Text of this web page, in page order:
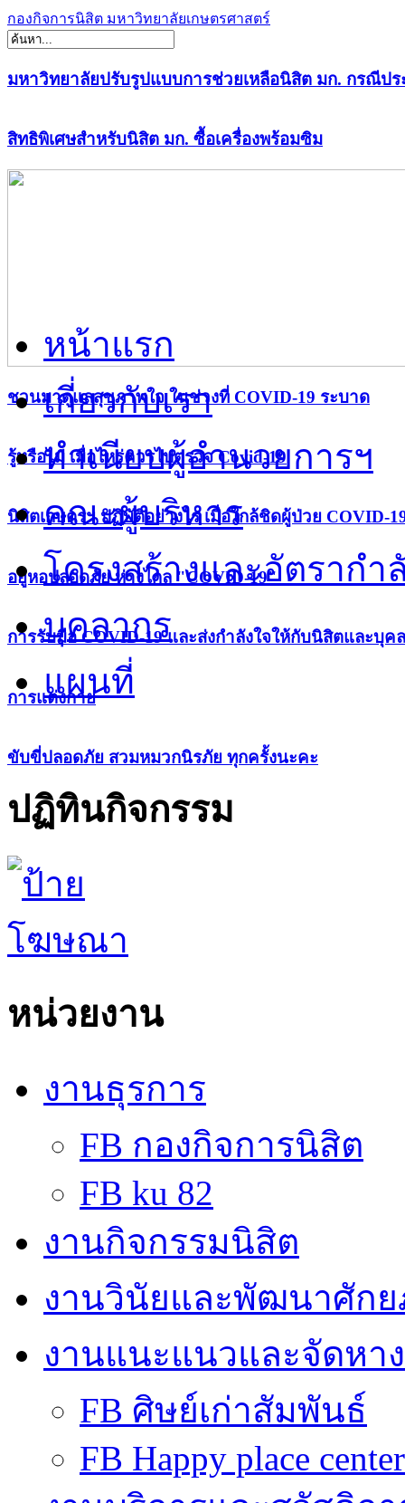
กองกิจการนิสิต มหาวิทยาลัยเกษตรศาสตร์
มหาวิทยาลัยปรับรูปแบบการช่วยเหลือนิสิต มก. กรณีปร
สิทธิพิเศษสำหรับนิสิต มก. ซื้อเครื่องพร้อมซิม
ชวนมาดูแลสุขภาพใจ ในช่วงที่ COVID-19 ระบาด
รู้หรือไม่ เมื่อไหร่ควรไปตรวจ Covid-19
นิสิตเกษตรฯ ปฏิบัติอย่างไร เมื่อใกล้ชิดผู้ป่วย COVID-
อยู่หอปลอดภัย ห่างไกล "COVID-19"
การรับมือ COVID-19 และส่งกำลังใจให้กับนิสิตและบุค
การแต่งกาย
ขับขี่ปลอดภัย สวมหมวกนิรภัย ทุกครั้งนะคะ
หน้าแรก
เกี่ยวกับเรา
ทำเนียบผู้อำนวยการฯ
คณะผู้บริหาร
โครงสร้างและอัตรากำ
บุคลากร
แผนที่
ปฏิทินกิจกรรม
หน่วยงาน
งานธุรการ
FB กองกิจการนิสิต
FB ku 82
งานกิจกรรมนิสิต
งานวินัยและพัฒนาศัก
งานแนะแนวและจัดหา
FB ศิษย์เก่าสัมพันธ์
FB Happy place center